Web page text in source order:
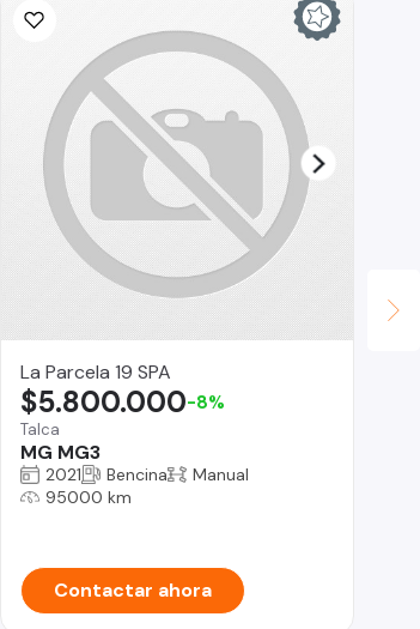
La Parcela 19 SPA
Talca
MG MG3
$5.800.000-8%
2021 Bencina
Manual
95000 km
Contactar ahora